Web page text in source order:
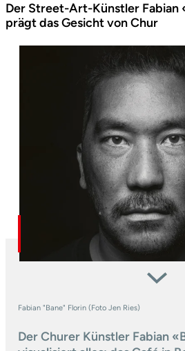
Der Street-Art-Künstler Fabian
prägt das Gesicht von Chur
Fabian "Bane" Florin (Foto Jen Ries)
Der Churer Künstler Fabian